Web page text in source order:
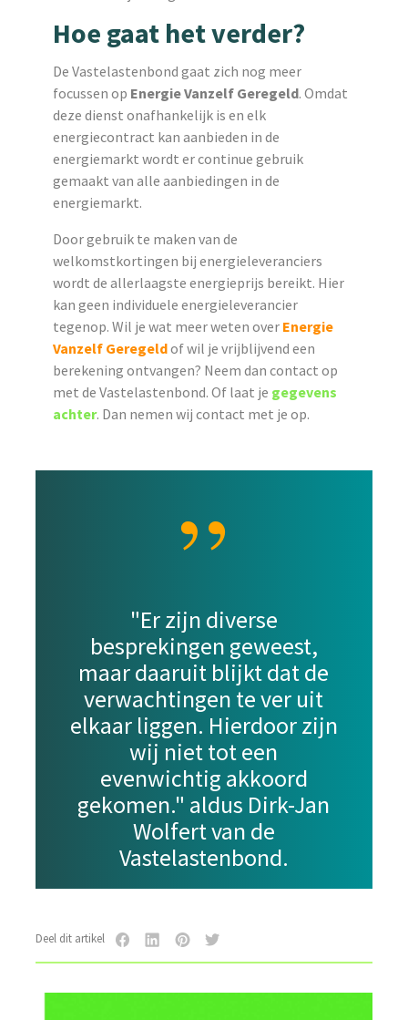
Hoe gaat het verder?
De Vastelastenbond gaat zich nog meer
focussen op Energie Vanzelf Geregeld. Omdat
deze dienst onafhankelijk is en elk
energiecontract kan aanbieden in de
energiemarkt wordt er continue gebruik
gemaakt van alle aanbiedingen in de
energiemarkt.
Door gebruik te maken van de
welkomstkortingen bij energieleveranciers
wordt de allerlaagste energieprijs bereikt. Hier
kan geen individuele energieleverancier
tegenop. Wil je wat meer weten over Energie
Vanzelf Geregeldof wil je vrijblijvend een
berekening ontvangen? Neem dan contact op
met de Vastelastenbond. Of laat je gegevens
achter. Dan nemen wij contact met je op.
”
"Er zijn diverse
besprekingen geweest,
maar daaruit blijkt dat de
verwachtingen te ver uit
elkaar liggen. Hierdoor zijn
wij niet tot een
evenwichtig akkoord
gekomen." aldus Dirk-Jan
Wolfert van de
Vastelastenbond.
Deel dit artikel